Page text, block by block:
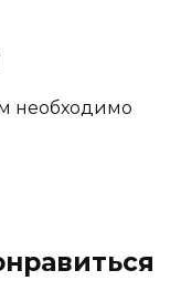
необходимо